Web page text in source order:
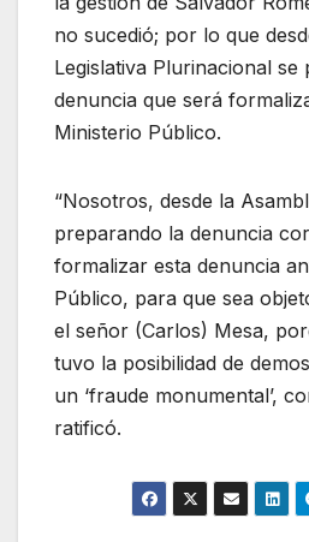
no sucedió; por lo que
Legislativa Plurinacional se
denuncia que será
Ministerio Público.
“Nosotros, desde la
preparando la denuncia
formalizar esta denuncia
Público, para que sea
el señor (Carlos) Mesa,
tuvo la posibilidad de
un ‘fraude monumental’,
ratificó.